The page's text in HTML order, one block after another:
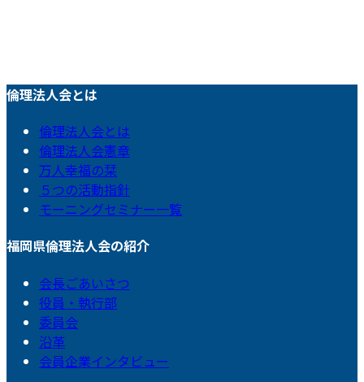
倫理法人会とは
倫理法人会とは
倫理法人会憲章
万人幸福の栞
５つの活動指針
モーニングセミナー一覧
福岡県倫理法人会の紹介
会長ごあいさつ
役員・執行部
委員会
沿革
会員企業インタビュー